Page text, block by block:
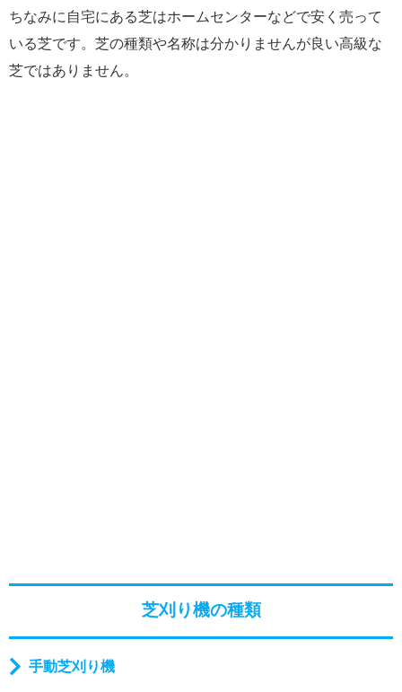
ちなみに自宅にある芝はホームセンターなどで安く売って
いる芝です。芝の種類や名称は分かりませんが良い高級な
芝ではありません。
芝刈り機の種類
手動芝刈り機